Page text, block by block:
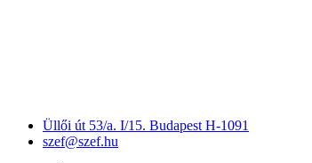
Üllői út 53/a. I/15. Budapest H-1091
szef@szef.hu